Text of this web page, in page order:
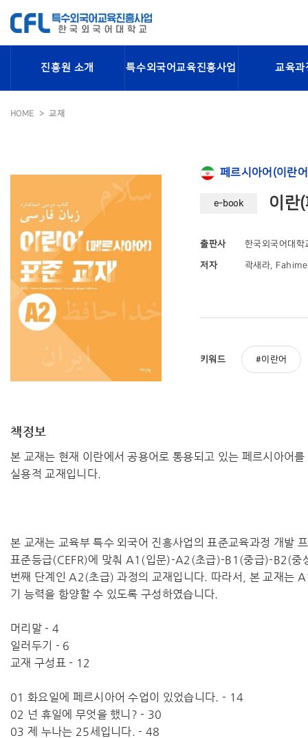
진흥원 소개 특수외국어교육진흥사업 교육과
HOME 교재
페르시아어(이란
e-book 이란
출판사 한국외국어대학
저자 곽새라,
키워드 이란어
책정보
본 교재는 현재 이란에서 공용어로 통용되고 있는 페르시아어
실용적 교재입니다.
본 교재는 교육부 특수 외국어 진흥사업의 표준교육과정 개발
표준등급(CEFR)에 맞춰 A1(입문)-A2(초급)-B1(중급)-B2(중
번째 단계인 A2(초급) 과정의 교재입니다. 따라서, 본 교재는
기 능력을 함양할 수 있도록 구성하였습니다.
머리말 - 4
일러두기 - 6
교재 구성표 - 12
01 화요일에 페르시아어 수업이 있었습니다. - 14
02 넌 휴일에 무엇을 했니? - 30
03 제 누나는 25세입니다. - 48